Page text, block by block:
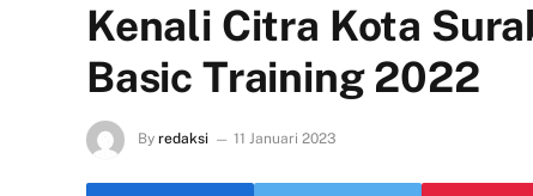
Kenali Citra Kota
Basic Training 2022
By redaksi 11 Januari 2023